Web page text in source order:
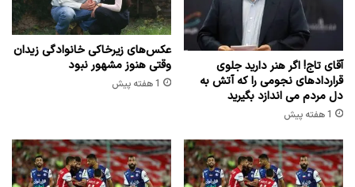
آقای تاج! اگر هنر دارید جلوی
قراردادهای نجومی را که آتش به
دل مردم می اندازد بگیرید
1 هفته پیش
عکس‌های زیرخاکی خانوادگی زیدان
وقتی هنوز مشهور نبود
1 هفته پیش